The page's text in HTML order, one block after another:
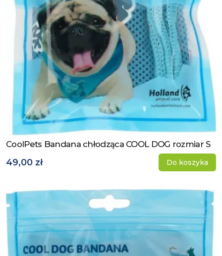
Zobacz produkt
CoolPets Bandana chłodząca COOL DOG rozmiar S
49,00 zł Do koszyka